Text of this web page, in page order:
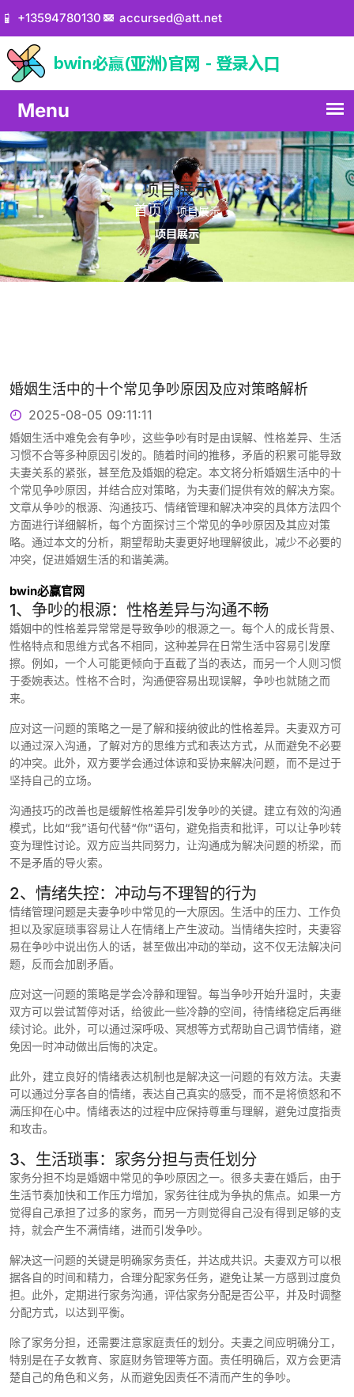
+13594780130 accursed@att.net
项目展示
首页 项目展示
婚姻生活中的十个常见争吵原因及应对策略解析
2025-08-05 09:11:11
婚姻生活中难免会有争吵，这些争吵有时是由误解、性格差异、生活
习惯不合等多种原因引发的。随着时间的推移，矛盾的积累可能导致
夫妻关系的紧张，甚至危及婚姻的稳定。本文将分析婚姻生活中的十
个常见争吵原因，并结合应对策略，为夫妻们提供有效的解决方案。
文章从争吵的根源、沟通技巧、情绪管理和解决冲突的具体方法四个
方面进行详细解析，每个方面探讨三个常见的争吵原因及其应对策
略。通过本文的分析，期望帮助夫妻更好地理解彼此，减少不必要的
冲突，促进婚姻生活的和谐美满。
bwin必赢官网
1、争吵的根源：性格差异与沟通不畅
婚姻中的性格差异常常是导致争吵的根源之一。每个人的成长背景、
性格特点和思维方式各不相同，这种差异在日常生活中容易引发摩
擦。例如，一个人可能更倾向于直截了当的表达，而另一个人则习惯
于委婉表达。性格不合时，沟通便容易出现误解，争吵也就随之而
来。
应对这一问题的策略之一是了解和接纳彼此的性格差异。夫妻双方可
以通过深入沟通，了解对方的思维方式和表达方式，从而避免不必要
的冲突。此外，双方要学会通过体谅和妥协来解决问题，而不是过于
坚持自己的立场。
沟通技巧的改善也是缓解性格差异引发争吵的关键。建立有效的沟通
模式，比如“我”语句代替“你”语句，避免指责和批评，可以让争吵转
变为理性讨论。双方应当共同努力，让沟通成为解决问题的桥梁，而
不是矛盾的导火索。
2、情绪失控：冲动与不理智的行为
情绪管理问题是夫妻争吵中常见的一大原因。生活中的压力、工作负
担以及家庭琐事容易让人在情绪上产生波动。当情绪失控时，夫妻容
易在争吵中说出伤人的话，甚至做出冲动的举动，这不仅无法解决问
题，反而会加剧矛盾。
应对这一问题的策略是学会冷静和理智。每当争吵开始升温时，夫妻
双方可以尝试暂停对话，给彼此一些冷静的空间，待情绪稳定后再继
续讨论。此外，可以通过深呼吸、冥想等方式帮助自己调节情绪，避
免因一时冲动做出后悔的决定。
此外，建立良好的情绪表达机制也是解决这一问题的有效方法。夫妻
可以通过分享各自的情绪，表达自己真实的感受，而不是将愤怒和不
满压抑在心中。情绪表达的过程中应保持尊重与理解，避免过度指责
和攻击。
3、生活琐事：家务分担与责任划分
家务分担不均是婚姻中常见的争吵原因之一。很多夫妻在婚后，由于
生活节奏加快和工作压力增加，家务往往成为争执的焦点。如果一方
觉得自己承担了过多的家务，而另一方则觉得自己没有得到足够的支
持，就会产生不满情绪，进而引发争吵。
解决这一问题的关键是明确家务责任，并达成共识。夫妻双方可以根
据各自的时间和精力，合理分配家务任务，避免让某一方感到过度负
担。此外，定期进行家务沟通，评估家务分配是否公平，并及时调整
分配方式，以达到平衡。
除了家务分担，还需要注意家庭责任的划分。夫妻之间应明确分工，
特别是在子女教育、家庭财务管理等方面。责任明确后，双方会更清
楚自己的角色和义务，从而避免因责任不清而产生的争吵。